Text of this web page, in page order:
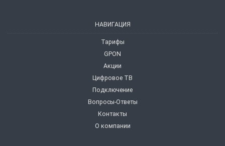
НАВИГАЦИЯ
Тарифы
GPON
Акции
Цифровое ТВ
Подключение
Вопросы-Ответы
Контакты
О компании